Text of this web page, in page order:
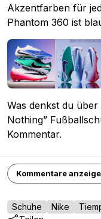
Akzentfarben für
Phantom 360 ist
Was denkst du
Nothing”
Kommentar.
Kommentare
Schuhe Nike